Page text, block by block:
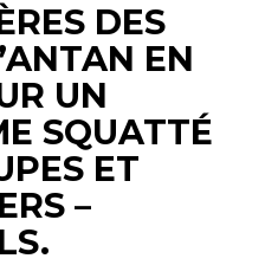
DES
EN
UN
SQUATTÉ
ET
–